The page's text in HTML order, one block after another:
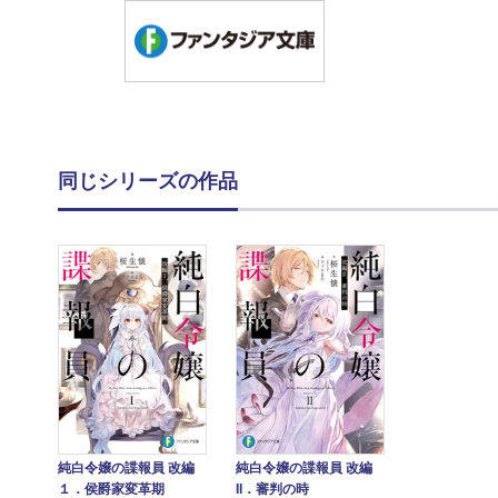
同じシリーズの作品
純白令嬢の諜報員 改編
１．侯爵家変革期
純白令嬢の諜報員 改編
II．審判の時